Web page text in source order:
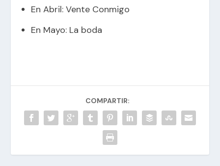
En Abril: Vente Conmigo
En Mayo: La boda
COMPARTIR: